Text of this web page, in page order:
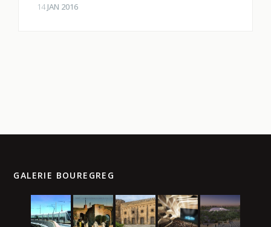
14JAN 2016
GALERIE BOUREGREG